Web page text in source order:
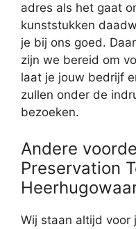
adres als het gaat
kunststukken
je bij ons goed.
zijn we bereid om
laat je jouw bedrijf
zullen onder de
bezoeken.
Andere
Preservation
Wij staan altijd voor